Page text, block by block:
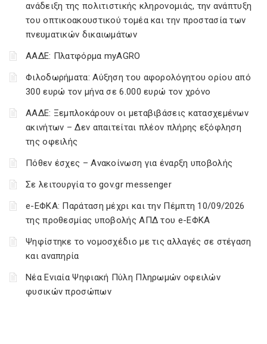
ανάδειξη της πολιτιστικής κληρονομιάς, την ανάπτυξη
του οπτικοακουστικού τομέα και την προστασία των
πνευματικών δικαιωμάτων
ΑΑΔΕ: Πλατφόρμα myAGRO
Φιλοδωρήματα: Αύξηση του αφορολόγητου ορίου από
300 ευρώ τον μήνα σε 6.000 ευρώ τον χρόνο
ΑΑΔΕ: Ξεμπλοκάρουν οι μεταβιβάσεις κατασχεμένων
ακινήτων – Δεν απαιτείται πλέον πλήρης εξόφληση
της οφειλής
Πόθεν έσχες – Ανακοίνωση για έναρξη υποβολής
Σε λειτουργία το gov.gr messenger
e-ΕΦΚΑ: Παράταση μέχρι και την Πέμπτη 10/09/2026
της προθεσμίας υποβολής ΑΠΔ του e-ΕΦΚΑ
Ψηφίστηκε το νομοσχέδιο με τις αλλαγές σε στέγαση
και αναπηρία
Νέα Ενιαία Ψηφιακή Πύλη Πληρωμών οφειλών
φυσικών προσώπων